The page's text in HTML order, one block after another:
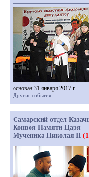
основан 31 января 2017 г.
Другие события
Самарский отдел
Конвоя Памяти Царя
Мученика Николая II